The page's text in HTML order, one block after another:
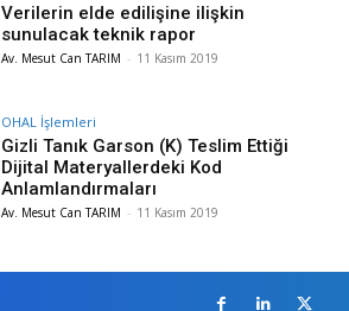
Verilerin elde edilişine ilişkin
sunulacak teknik rapor
Av. Mesut Can TARIM - 11 Kasım 2019
OHAL İşlemleri
Gizli Tanık Garson (K) Teslim Ettiği
Dijital Materyallerdeki Kod
Anlamlandırmaları
Av. Mesut Can TARIM - 11 Kasım 2019